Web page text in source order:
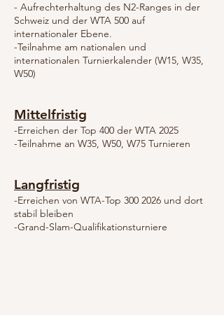
- Aufrechterhaltung des N2-Ranges in der
Schweiz und der WTA 500 auf
internationaler Ebene.
-Teilnahme am nationalen und
internationalen Turnierkalender (W15, W35,
W50)
Mittelfristig
-Erreichen der Top 400 der WTA 2025
-Teilnahme an W35, W50, W75 Turnieren
Langfristig
-Erreichen von WTA-Top 300 2026 und dort
stabil bleiben
-Grand-Slam-Qualifikationsturniere